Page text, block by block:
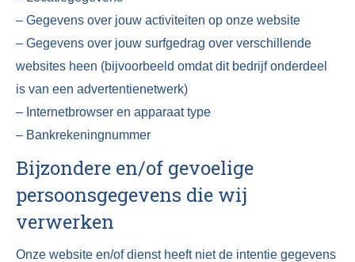
– Gegevens over jouw activiteiten op onze website
– Gegevens over jouw surfgedrag over verschillende
websites heen (bijvoorbeeld omdat dit bedrijf onderdeel
is van een advertentienetwerk)
– Internetbrowser en apparaat type
– Bankrekeningnummer
Bijzondere en/of gevoelige
persoonsgegevens die wij
verwerken
Onze website en/of dienst heeft niet de intentie gegevens